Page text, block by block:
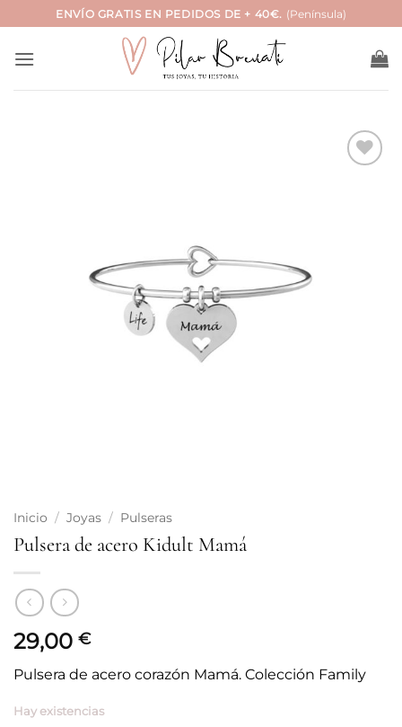
al
contenido
ENVÍO GRATIS EN PEDIDOS DE + 40€. (Península)
Inicio / Joyas / Pulseras
Pulsera de acero Kidult Mamá
29,00 €
Pulsera de acero corazón Mamá. Colección Family
Hay existencias